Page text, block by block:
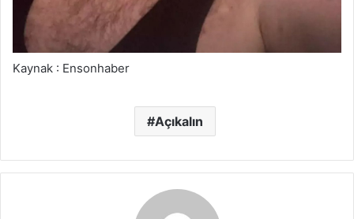
Kaynak : Ensonhaber
Açıkalın